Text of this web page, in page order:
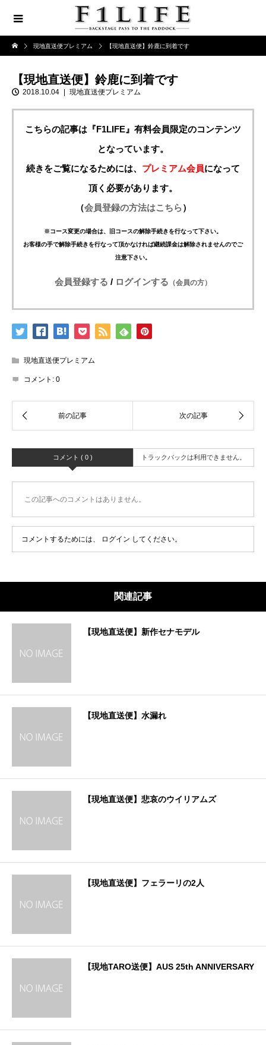
現地直送便プレミアム 【現地直送便】鈴鹿に到着です
【現地直送便】鈴鹿に到着です
2018.10.04 現地直送便プレミアム
こちらの記事は『F1LIFE』有料会員限定のコンテンツ
となっています。
続きをご覧になるためには、 プレミアム会員になって
頂く必要があります。
（会員登録の方法はこちら）
※コース変更の場合は、旧コースの解除手続きを行なって下さい。
お客様の手で解除手続きを行なって頂かなければ継続課金は解除されませんのでご
注意下さい。
会員登録する / ログインする （会員の方）
現地直送便プレミアム
コメント: 0
コメント ( 0 ) トラックバックは利用できません。
この記事へのコメントはありません。
コメントするためには、 ログイン してください。
関連記事
【現地直送便】新作セナモデル
【現地直送便】水漏れ
【現地直送便】悲哀のウイリアムズ
【現地直送便】フェラーリの2人
【現地TARO送便】AUS 25th ANNIVERSARY